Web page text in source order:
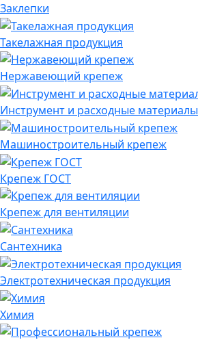
Заклепки
Такелажная продукция
Нержавеющий крепеж
Инструмент и расходные материалы
Машиностроительный крепеж
Крепеж ГОСТ
Крепеж для вентиляции
Сантехника
Электротехническая продукция
Химия